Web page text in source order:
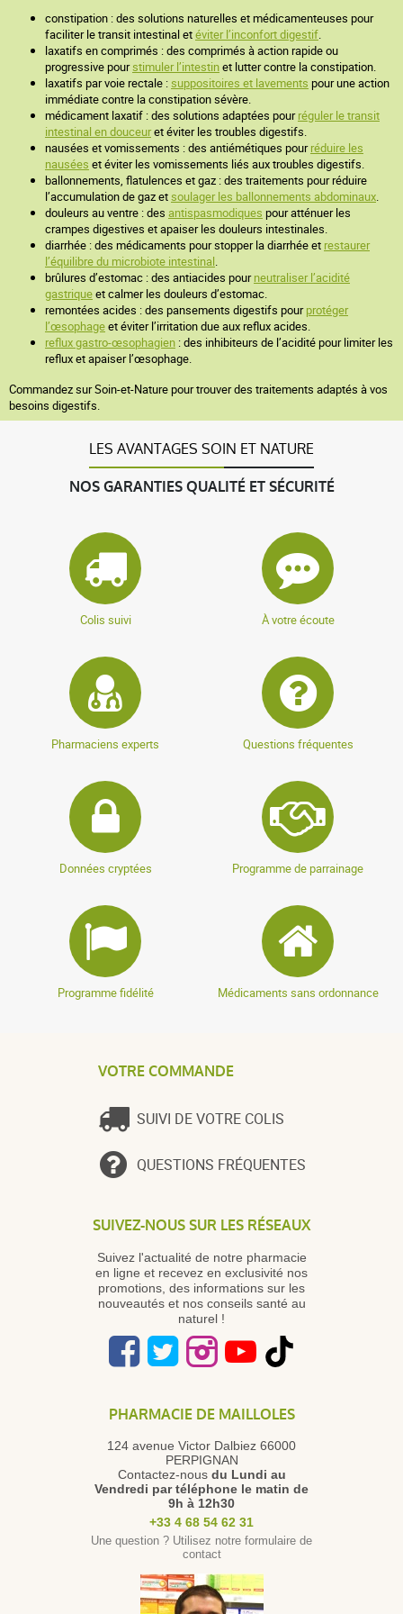
constipation : des solutions naturelles et médicamenteuses pour
faciliter le transit intestinal etéviter l’inconfort digestif.
laxatifs en comprimés : des comprimés à action rapide ou
progressive pourstimuler l’intestinet lutter contre la constipation.
laxatifs par voie rectale :suppositoires et lavements pour une action
immédiate contre la constipation sévère.
médicament laxatif : des solutions adaptées pourréguler le transit
intestinal en douceuret éviter les troubles digestifs.
nausées et vomissements : des antiémétiques pourréduire les
nausées et éviter les vomissements liés aux troubles digestifs.
ballonnements, flatulences et gaz : des traitements pour réduire
l’accumulation de gaz etsoulager les ballonnements abdominaux.
douleurs au ventre : des antispasmodiques pour atténuer les
crampes digestives et apaiser les douleurs intestinales.
diarrhée : des médicaments pour stopper la diarrhée et restaurer
l’équilibre du microbiote intestinal.
brûlures d’estomac : des antiacides pourneutraliser l’acidité
gastriqueet calmer les douleurs d’estomac.
remontées acides : des pansements digestifs pourprotéger
l’œsophageet éviter l’irritation due aux reflux acides.
reflux gastro-œsophagien : des inhibiteurs de l’acidité pour limiter les
reflux et apaiser l’œsophage.
Commandez sur Soin-et-Nature pour trouver des traitements adaptés à vos
besoins digestifs.
LES AVANTAGES SOIN ET NATURE
NOS GARANTIES QUALITÉ ET SÉCURITÉ
Colis suivi À votre écoute
Pharmaciens experts Questions fréquentes
Données cryptées Programme de parrainage
Programme fidélité Médicaments sans ordonnance
VOTRE COMMANDE
SUIVI DE VOTRE COLIS
QUESTIONS FRÉQUENTES
SUIVEZ-NOUS SUR LES RÉSEAUX
Suivez l'actualité de notre pharmacie
en ligne et recevez en exclusivité nos
promotions, des informations sur les
nouveautés et nos conseils santé au
naturel !
PHARMACIE DE MAILLOLES
124 avenue Victor Dalbiez 66000
PERPIGNAN
Contactez-nous du Lundi au
Vendredi par téléphone le matin de
9h à 12h30
+33 4 68 54 62 31
Une question ? Utilisez notre formulaire de
contact